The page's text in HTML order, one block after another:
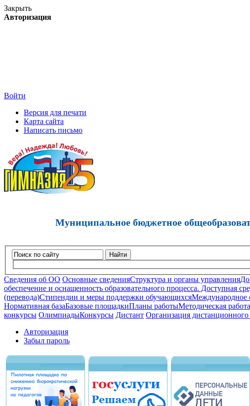
Закрыть
Авторизация
Войти
Версия для печати
Карта сайта
Написать письмо
Муниципальное бюджетное
Найти
Сведения об ОО Основные сведенияСтруктура и органы управления
обеспечение и оснащенность образовательного процесса. Доступная
(перевода)Стипендии и меры поддержки обучающихсяМеждународное
Нормативная базаБазовые площадкиПланы работыМетодическая работа
конкурсы ОлимпиадыКонкурсы Дистант Организация дистанционного
Авторизация
Забыл пароль